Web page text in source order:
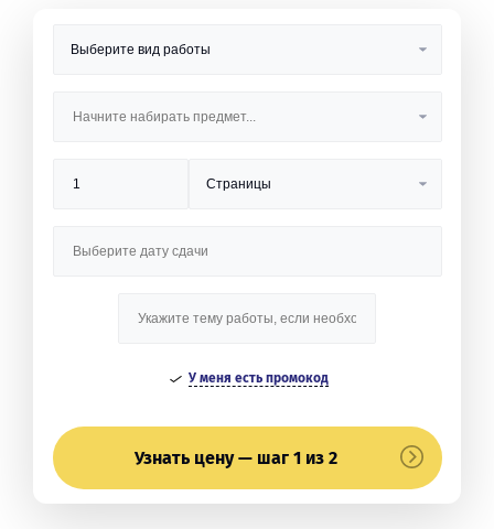
У меня есть промокод
Узнать цену — шаг 1 из 2